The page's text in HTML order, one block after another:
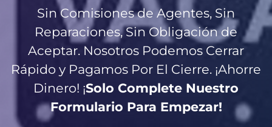
Sin Comisiones de Agentes, Sin
Reparaciones, Sin Obligación de
Aceptar. Nosotros Podemos Cerrar
Rápido y Pagamos Por El Cierre. ¡Ahorre
Dinero! ¡Solo Complete Nuestro
Formulario Para Empezar!